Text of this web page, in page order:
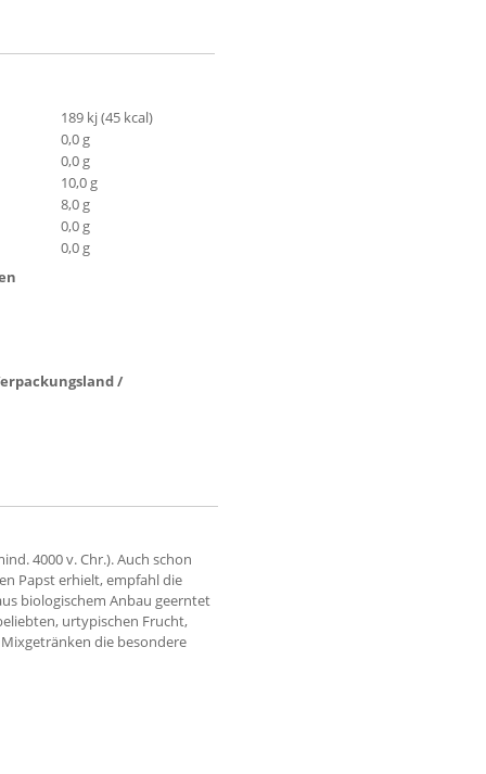
189 kj (45 kcal)
0,0 g
0,0 g
10,0 g
8,0 g
0,0 g
0,0 g
/
4000 v. Chr.). Auch schon
Papst erhielt, empfahl die
biologischem Anbau geerntet
urtypischen Frucht,
die besondere